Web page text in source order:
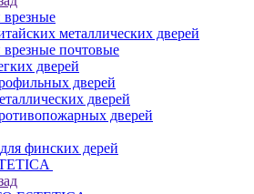
врезные
металлических дверей
врезные почтовые
дверей
дверей
дверей
дверей
финских дерей